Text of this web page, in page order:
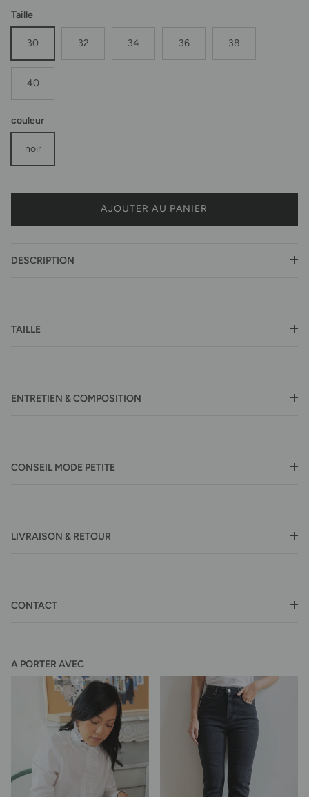
Taille
30 32 34 36 38
40
couleur
noir
AJOUTER AU PANIER
DESCRIPTION
TAILLE
ENTRETIEN & COMPOSITION
CONSEIL MODE PETITE
LIVRAISON & RETOUR
CONTACT
A PORTER AVEC